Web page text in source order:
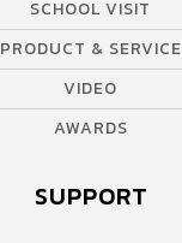
SCHOOL VISIT
PRODUCT & SERVICE
VIDEO
AWARDS
SUPPORT